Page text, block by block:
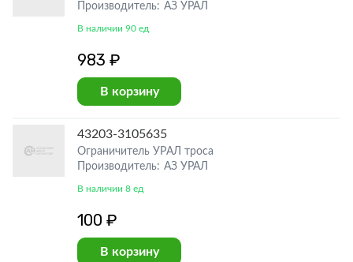
Производитель: АЗ УРАЛ
В наличии 90 ед
983 ₽
В корзину
43203-3105635
Ограничитель УРАЛ троса
Производитель: АЗ УРАЛ
В наличии 8 ед
100 ₽
В корзину